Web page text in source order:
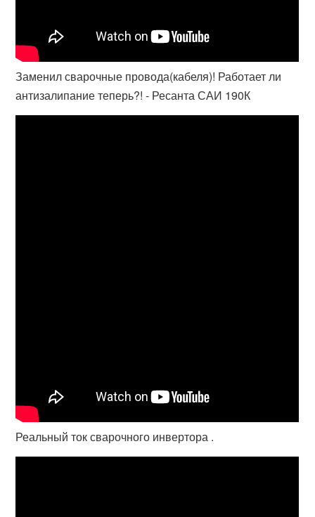
Заменил сварочные провода(кабеля)! Работает ли
антизалипание теперь?! - Ресанта САИ 190К
Реальный ток сварочного инвертора .